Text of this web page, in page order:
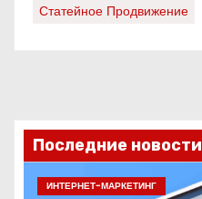
Статейное Продвижение
Последние новости
ИНТЕРНЕТ-МАРКЕТИНГ